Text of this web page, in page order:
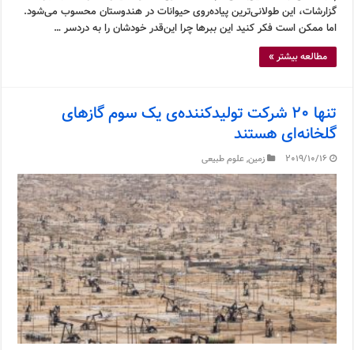
گزارشات، این طولانی‌ترین پیاده‌روی حیوانات در هندوستان محسوب می‌شود.
اما ممکن است فکر کنید این ببرها چرا این‌قدر خودشان را به دردسر …
مطالعه بیشتر »
تنها ۲۰ شرکت تولیدکننده‌ی یک سوم گازهای
گلخانه‌ای هستند
2019/10/16 زمین,علوم طبیعی